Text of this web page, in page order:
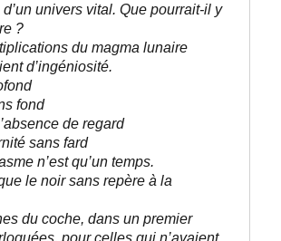
univers vital. Que pourrait-il y
?
du magma lunaire
d’ingéniosité.
fond
de regard
sans fard
n’est qu’un temps.
le noir sans repère à la
du coche, dans un premier
pour celles qui n’avaient